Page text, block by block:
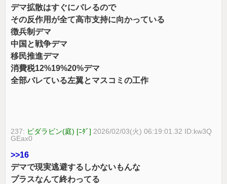
デマ拡散はすぐにバレるので
その反作用が全て高市支持に向かっている
徴兵制デマ
中国と戦争デマ
移民推進デマ
消費税12%19%20%デマ
全部バレている左翼とマスコミの工作
237: ビダラビン(庭) [ﾆﾀﾞ] 2026/02/03(火) 06:19:01.32 ID:kw3Q
GEax0
>>16
デマで現実逃避するしかないもんな
プラスなんて終わってる